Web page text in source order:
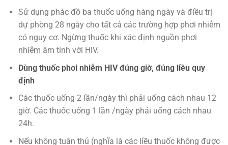
Sử dụng phác đồ ba thuốc uống hàng ngày và điều trị
dự phòng 28 ngày cho tất cả các trường hợp phơi nhiễm
có nguy cơ. Ngừng thuốc khi xác định nguồn phơi
nhiễm âm tính với HIV.
Dùng thuốc phơi nhiễm HIVđúng giờ, đúng liều quy
định
Các thuốc uống 2 lần/ngày thì phải uống cách nhau 12
giờ. Các thuốc uống 1 lần /ngày phải uống cách nhau
24h.
Nếu không tuân thủ (nghĩa là các liều thuốc không được